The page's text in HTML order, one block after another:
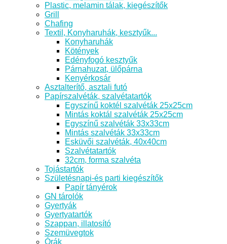
Plastic, melamin tálak, kiegészítők
Grill
Chafing
Textil, Konyharuhák, kesztyűk...
Konyharuhák
Kötények
Edényfogó kesztyűk
Párnahuzat, ülőpárna
Kenyérkosár
Asztalterítő, asztali futó
Papírszalvéták, szalvétatartók
Egyszínű koktél szalvéták 25x25cm
Mintás koktál szalvéták 25x25cm
Egyszínű szalvéták 33x33cm
Mintás szalvéták 33x33cm
Esküvői szalvéták, 40x40cm
Szalvétatartók
32cm, forma szalvéta
Tojástartók
Születésnapi-és parti kiegészítők
Papír tányérok
GN tárolók
Gyertyák
Gyertyatartók
Szappan, illatosító
Szemüvegtok
Órák